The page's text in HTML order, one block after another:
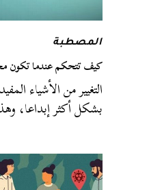
المصطبة
كيف تتحكم عندما تكون
التغيير من الأشياء
بشكل أكثر إبداعا،